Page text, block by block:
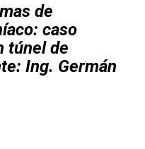
de
caso
túnel de
Ing. Germán